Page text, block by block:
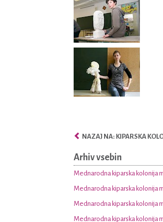
NAZAJ NA: KIPARSKA
Arhiv vsebin
Mednarodna kiparska kolonija
Mednarodna kiparska kolonija
Mednarodna kiparska kolonija
Mednarodna kiparska kolonija